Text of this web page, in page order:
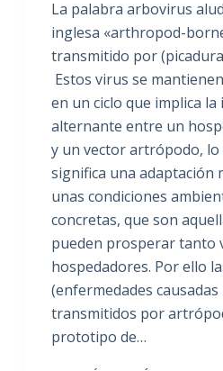
La palabra arbovirus
inglesa «arthropod-
transmitido por
Estos virus se
en un ciclo que implica la
alternante entre un
y un vector artrópodo, lo
significa una adaptación
unas condiciones
concretas, que son
pueden prosperar tanto
hospedadores. Por ello
(enfermedades
transmitidos por
prototipo de…